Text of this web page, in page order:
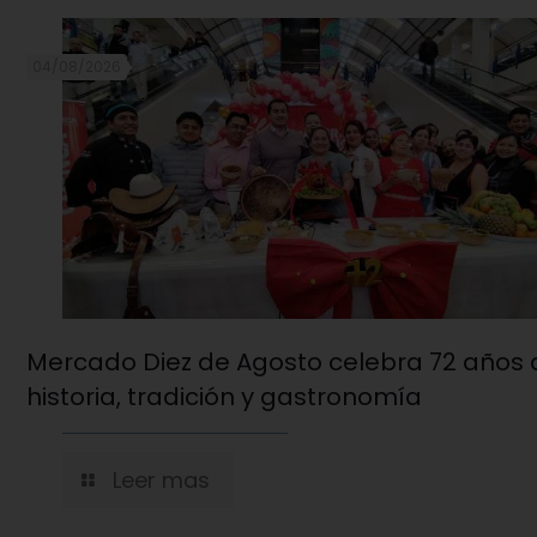
Mercado Diez de Agosto celebra 72 años
historia, tradición y gastronomía
Leer mas